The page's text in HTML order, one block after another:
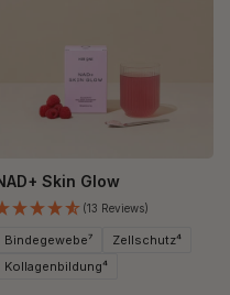
Skin Glow
(13 Reviews)
Bindegewebe⁷
Zellschutz⁴
Kollagenbildung⁴